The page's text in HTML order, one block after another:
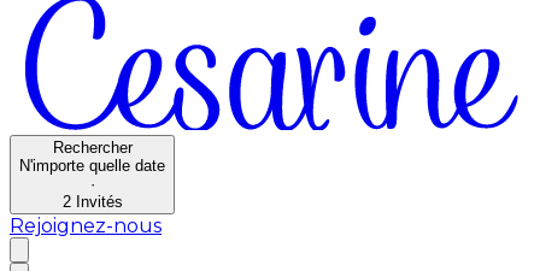
Rechercher
N'importe quelle date
·
2 Invités
Rejoignez-nous